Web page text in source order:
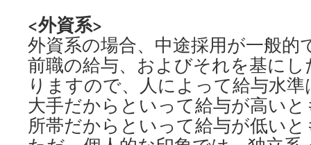
<外資系>
外資系の場合、中途採用が一般的
前職の給与、およびそれを基に
りますので、人によって給与水
大手だからといって給与が高い
所帯だからといって給与が低い